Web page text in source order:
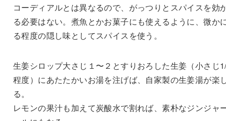
コーディアルとは異なるので、がっつりとスパイスを効
る必要はない。煮魚とかお菓子にも使えるように、微か
る程度の隠し味としてスパイスを使う。
生姜シロップ大さじ１〜２とすりおろした生姜（小さじ
程度）にあたたかいお湯を注げば、自家製の生姜湯が楽
る。
レモンの果汁も加えて炭酸水で割れば、素朴なジンジャ